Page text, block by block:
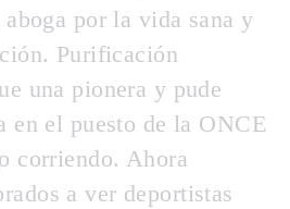
por la vida sana y
Purificación
una pionera y pude
en el puesto de la ONCE
corriendo. Ahora
a ver deportistas